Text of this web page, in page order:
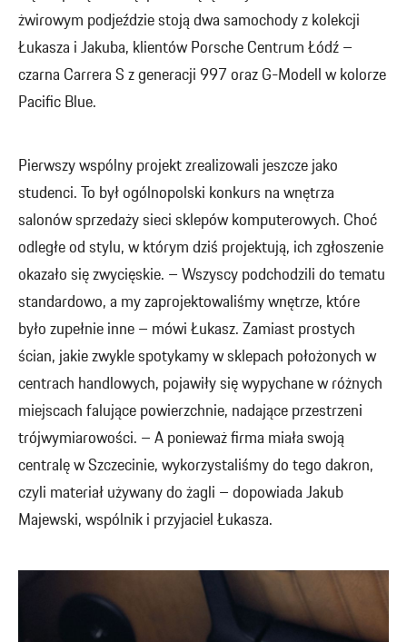
żwirowym podjeździe stoją dwa samochody z kolekcji
Łukasza i Jakuba, klientów Porsche Centrum Łódź –
czarna Carrera S z generacji 997 oraz G-Modell w kolorze
Pacific Blue.
Pierwszy wspólny projekt zrealizowali jeszcze jako
studenci. To był ogólnopolski konkurs na wnętrza
salonów sprzedaży sieci sklepów komputerowych. Choć
odległe od stylu, w którym dziś projektują, ich zgłoszenie
okazało się zwycięskie. – Wszyscy podchodzili do tematu
standardowo, a my zaprojektowaliśmy wnętrze, które
było zupełnie inne – mówi Łukasz. Zamiast prostych
ścian, jakie zwykle spotykamy w sklepach położonych w
centrach handlowych, pojawiły się wypychane w różnych
miejscach falujące powierzchnie, nadające przestrzeni
trójwymiarowości. – A ponieważ firma miała swoją
centralę w Szczecinie, wykorzystaliśmy do tego dakron,
czyli materiał używany do żagli – dopowiada Jakub
Majewski, wspólnik i przyjaciel Łukasza.